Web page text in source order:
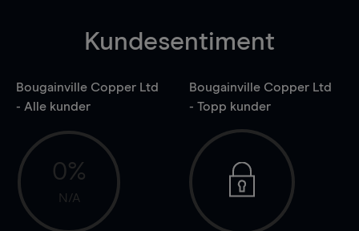
Kundesentiment
Bougainville Copper Ltd
- Alle kunder
0%
N/A
Bougainville Copper Ltd
- Topp kunder